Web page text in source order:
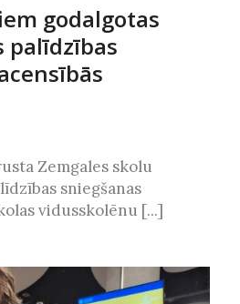
godalgotas
palīdzības
Zemgales skolu
sniegšanas
vidusskolēnu [...]